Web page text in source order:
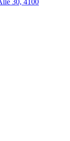
30, 4100